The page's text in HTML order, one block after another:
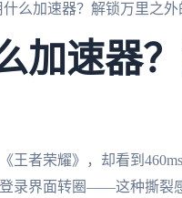
么加速器？解锁万里之外
加速器
王者荣耀》，却看到
录界面转圈——这种撕裂